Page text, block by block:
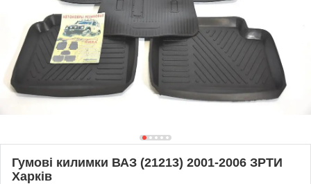
Гумові килимки ВАЗ (21213) 2001-2006 ЗРТИ
Харків